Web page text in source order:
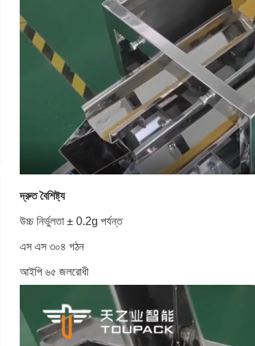
দ্রুত বৈশিষ্ট্য
উচ্চ নির্ভুলতা ± 0.2g পর্যন্ত
এস এস ৩০৪ গঠন
আইপি ৬৫ জলরোধী